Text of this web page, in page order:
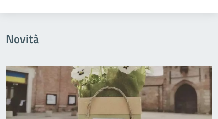
Novità